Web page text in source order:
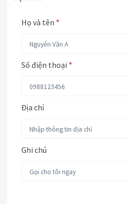
Họ và tên *
Số điện thoại *
Địa chỉ
Ghi chú